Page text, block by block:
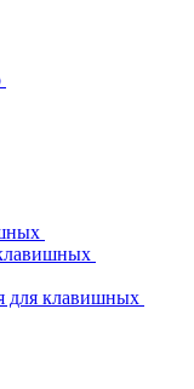
для клавишных